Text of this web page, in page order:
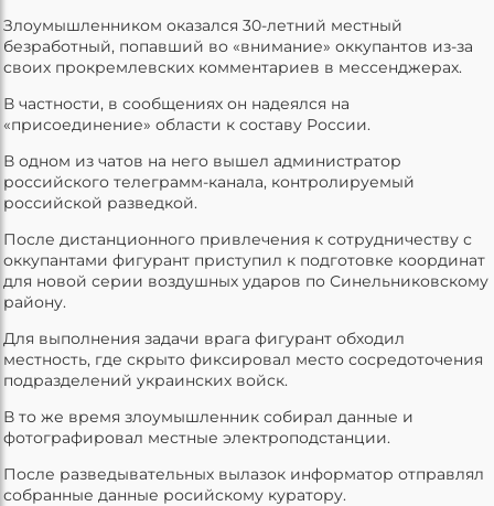
Злоумышленником оказался 30-летний местный
безработный, попавший во «внимание» оккупантов из-за
своих прокремлевских комментариев в мессенджерах.
В частности, в сообщениях он надеялся на
«присоединение» области к составу России.
В одном из чатов на него вышел администратор
российского телеграмм-канала, контролируемый
российской разведкой.
После дистанционного привлечения к сотрудничеству с
оккупантами фигурант приступил к подготовке координат
для новой серии воздушных ударов по Синельниковскому
району.
Для выполнения задачи врага фигурант обходил
местность, где скрыто фиксировал место сосредоточения
подразделений украинских войск.
В то же время злоумышленник собирал данные и
фотографировал местные электроподстанции.
После разведывательных вылазок информатор отправлял
собранные данные росийскому куратору.